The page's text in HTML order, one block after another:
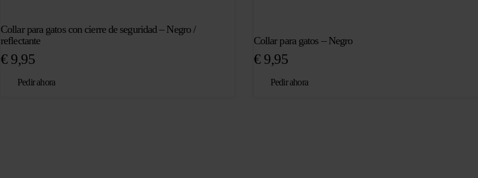
Collar para gatos con cierre de seguridad – Negro /
reflectante
€9,95
Pedir ahora
Collar para gatos – Negro
€9,95
Pedir ahora